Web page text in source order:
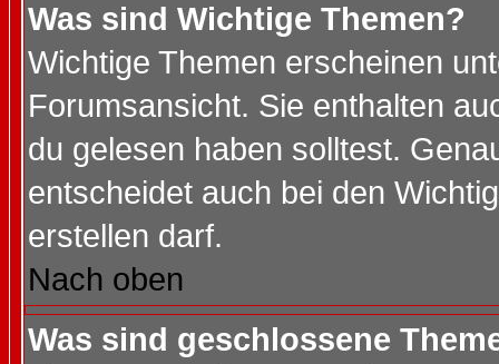
Was sind Wichtige Themen?
Wichtige Themen erscheinen
Forumsansicht. Sie enthalten
du gelesen haben solltest.
entscheidet auch bei den
erstellen darf.
Nach oben
Was sind geschlossene